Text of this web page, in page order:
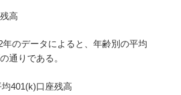
高
年のデータによると、年齢別の平均
通りである。
口座残高